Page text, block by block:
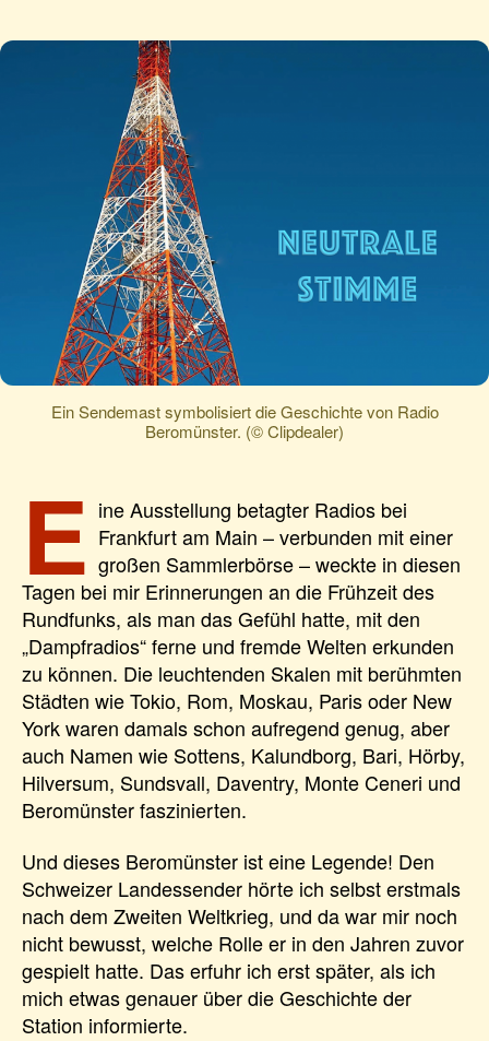
Ein Sendemast symbolisiert die Geschichte von Radio
Beromünster. (© Clipdealer)
E ine Ausstellung betagter Radios bei
Frankfurt am Main – verbunden mit einer
großen Sammlerbörse – weckte in diesen
Tagen bei mir Erinnerungen an die Frühzeit des
Rundfunks, als man das Gefühl hatte, mit den
„Dampfradios“ ferne und fremde Welten erkunden
zu können. Die leuchtenden Skalen mit berühmten
Städten wie Tokio, Rom, Moskau, Paris oder New
York waren damals schon aufregend genug, aber
auch Namen wie Sottens, Kalundborg, Bari, Hörby,
Hilversum, Sundsvall, Daventry, Monte Ceneri und
Beromünster faszinierten.
Und dieses Beromünster ist eine Legende! Den
Schweizer Landessender hörte ich selbst erstmals
nach dem Zweiten Weltkrieg, und da war mir noch
nicht bewusst, welche Rolle er in den Jahren zuvor
gespielt hatte. Das erfuhr ich erst später, als ich
mich etwas genauer über die Geschichte der
Station informierte.